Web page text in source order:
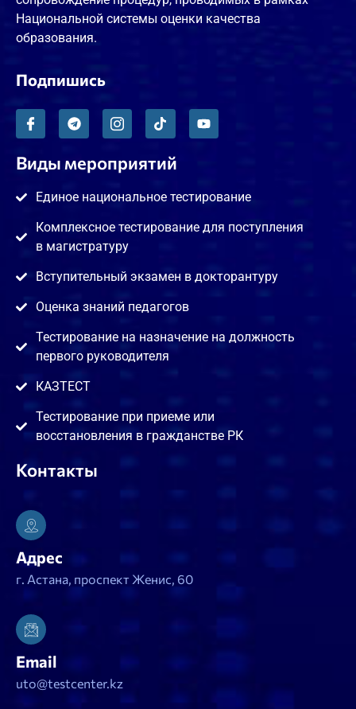
Национальной системы оценки качества
образования.
Подпишись
Виды мероприятий
Единое национальное тестирование
Комплексное тестирование для поступления
в магистратуру
Вступительный экзамен в докторантуру
Оценка знаний педагогов
Тестирование на назначение на должность
первого руководителя
КАЗТЕСТ
Тестирование при приеме или
восстановления в гражданстве РК
Контакты
Адрес
г. Астана, проспект Женис, 60
Email
uto@testcenter.kz